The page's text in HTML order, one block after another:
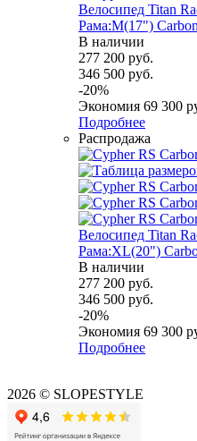
Велосипед Titan
Рама:M(17")
В наличии
277 200 руб.
346 500 руб.
-20%
Экономия 69 300
Подробнее
Распродажа
Велосипед Titan
Рама:XL(20")
В наличии
277 200 руб.
346 500 руб.
-20%
Экономия 69 300
Подробнее
2026 © SLOPESTYLE